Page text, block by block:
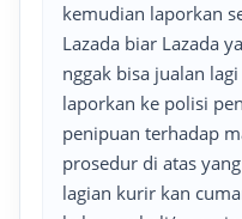
kemudian laporkan
Lazada biar Lazada
nggak bisa jualan
laporkan ke polisi
penipuan terhadap
prosedur di atas
lagian kurir kan